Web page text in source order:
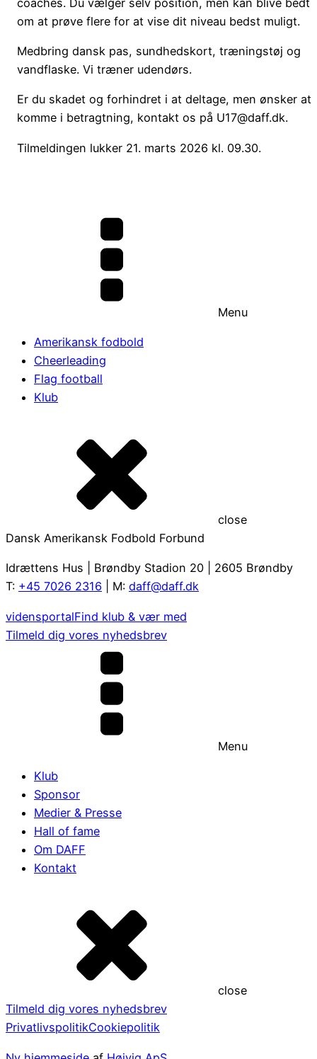
om at prøve flere for at vise dit niveau bedst muligt.
Medbring dansk pas, sundhedskort, træningstøj og
vandflaske. Vi træner udendørs.
Er du skadet og forhindret i at deltage, men ønsker at
komme i betragtning, kontakt os på U17@daff.dk.
Tilmeldingen lukker 21. marts 2026 kl. 09.30.
Menu
Amerikansk fodbold
Cheerleading
Flag football
Klub
close
Dansk Amerikansk Fodbold Forbund
Idrættens Hus | Brøndby Stadion 20 | 2605 Brøndby
T: +45 7026 2316 | M: daff@daff.dk
vidensportalFind klub & vær med
Tilmeld dig vores nyhedsbrev
Menu
Klub
Sponsor
Medier & Presse
Hall of fame
Om DAFF
Kontakt
close
Tilmeld dig vores nyhedsbrev
PrivatlivspolitikCookiepolitik